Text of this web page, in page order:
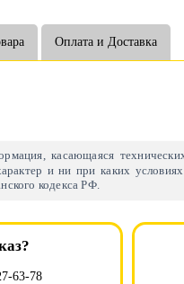
Оплата и Доставка
касающаяся
и ни при каких
кодекса РФ.
63-78